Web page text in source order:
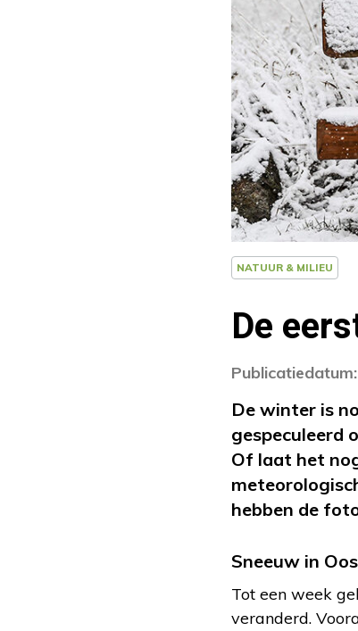
NATUUR & MILIEU
De
De winter is
gespeculeerd
Of laat het
hebben de
Sneeuw in
Tot een week
veranderd.